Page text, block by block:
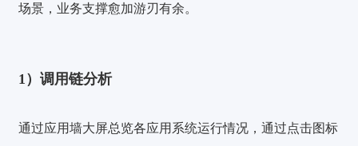
场景，业务支撑愈加游刃有余。
1）调用链分析
通过应用墙大屏总览各应用系统运行情况，通过点击图标